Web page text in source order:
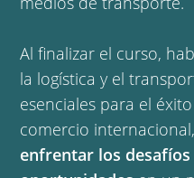
Al finalizar el curso,
la logística y el
esenciales para el
comercio
enfrentar los